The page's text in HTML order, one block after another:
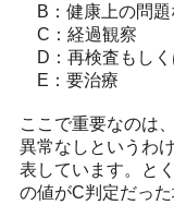
B：健康上の問題
C：経過観察
D：再検査もしく
E：要治療
ここで重要なのは
異常なしというわ
表しています。と
の値がC判定だっ